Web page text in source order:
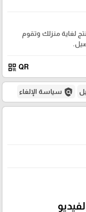
لغاية منزلك وتقوم
QR
qr_code
policy سياسة الإلغاء